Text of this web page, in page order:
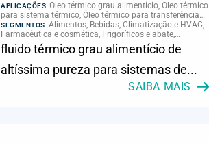
APLICAÇÕES Óleo térmico grau alimentício, Óleo térmico
para sistema térmico, Óleo térmico para transferência
de calor, Transferência térmica
SEGMENTOS Alimentos, Bebidas, Climatização e HVAC,
Farmacêutica e cosmética, Frigoríficos e abate,
Laticínios, Panificação, Supermercados e refrigeração
comercial
fluido térmico grau alimentício de
altíssima pureza para sistemas de...
SAIBA MAIS